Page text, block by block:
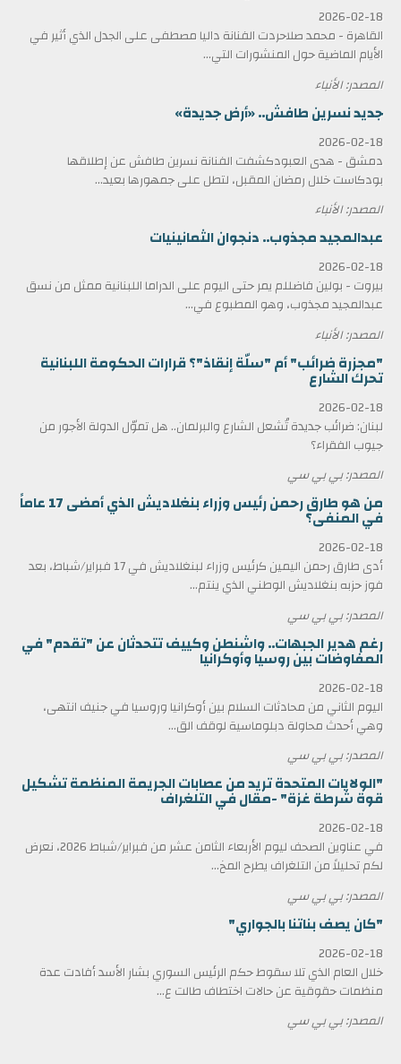
2026-02-18
القاهرة - محمد صلاحردت الفنانة داليا مصطفى على الجدل الذي أثير في
الأيام الماضية حول المنشورات التي...
المصدر: الأنباء
جديد نسرين طافش.. «أرض جديدة»
2026-02-18
دمشق - هدى العبودكشفت الفنانة نسرين طافش عن إطلاقها
بودكاست خلال رمضان المقبل، لتطل على جمهورها بعيد...
المصدر: الأنباء
عبدالمجيد مجذوب.. دنجوان الثمانينيات
2026-02-18
بيروت - بولين فاضللم يمر حتى اليوم على الدراما اللبنانية ممثل من نسق
عبدالمجيد مجذوب، وهو المطبوع في...
المصدر: الأنباء
"مجزرة ضرائب" أم "سلّة إنقاذ"؟ قرارات الحكومة اللبنانية
تحرك الشارع
2026-02-18
لبنان: ضرائب جديدة تُشعل الشارع والبرلمان.. هل تموّل الدولة الأجور من
جيوب الفقراء؟
المصدر: بي بي سي
من هو طارق رحمن رئيس وزراء بنغلاديش الذي أمضى 17 عاماً
في المنفى؟
2026-02-18
أدى طارق رحمن اليمين كرئيس وزراء لبنغلاديش في 17 فبراير/شباط، بعد
فوز حزبه بنغلاديش الوطني الذي ينتم...
المصدر: بي بي سي
رغم هدير الجبهات.. واشنطن وكييف تتحدثان عن "تقدم" في
المفاوضات بين روسيا وأوكرانيا
2026-02-18
اليوم الثاني من محادثات السلام بين أوكرانيا وروسيا في جنيف انتهى،
وهي أحدث محاولة دبلوماسية لوقف الق...
المصدر: بي بي سي
"الولايات المتحدة تريد من عصابات الجريمة المنظمة تشكيل
قوة شرطة غزة" -مقال في التلغراف
2026-02-18
في عناوين الصحف ليوم الأربعاء الثامن عشر من فبراير/شباط 2026، نعرض
لكم تحليلاً من التلغراف يطرح المخ...
المصدر: بي بي سي
"كان يصف بناتنا بالجواري"
2026-02-18
خلال العام الذي تلا سقوط حكم الرئيس السوري بشار الأسد أفادت عدة
منظمات حقوقية عن حالات اختطاف طالت ع...
المصدر: بي بي سي